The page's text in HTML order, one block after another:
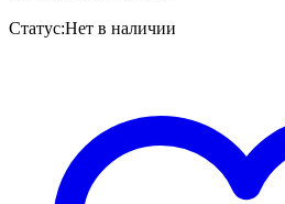
Статус:Нет в наличии